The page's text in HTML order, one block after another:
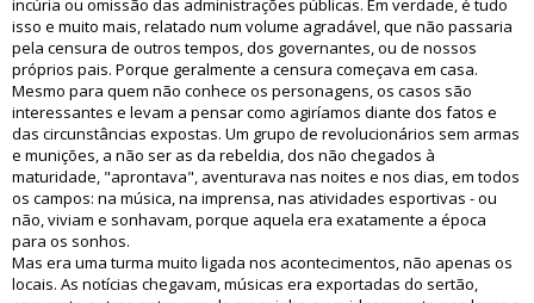
incúria ou omissão das administrações públicas. Em verdade, é tudo
isso e muito mais, relatado num volume agradável, que não passaria
pela censura de outros tempos, dos governantes, ou de nossos
próprios pais. Porque geralmente a censura começava em casa.
Mesmo para quem não conhece os personagens, os casos são
interessantes e levam a pensar como agiríamos diante dos fatos e
das circunstâncias expostas. Um grupo de revolucionários sem armas
e munições, a não ser as da rebeldia, dos não chegados à
maturidade, "aprontava", aventurava nas noites e nos dias, em todos
os campos: na música, na imprensa, nas atividades esportivas - ou
não, viviam e sonhavam, porque aquela era exatamente a época
para os sonhos.
Mas era uma turma muito ligada nos acontecimentos, não apenas os
locais. As notícias chegavam, músicas era exportadas do sertão,